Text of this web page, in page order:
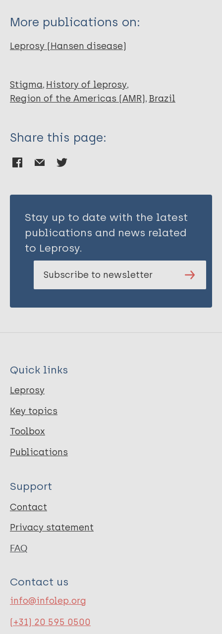
Da Silva GR
Vale DHA
More publications on:
Leprosy (Hansen disease)
Stigma History of leprosy
Region of the Americas (AMR) Brazil
Share this page:
Stay up to date with the latest
publications and news related
to Leprosy.
Subscribe to newsletter
Quick links
Leprosy
Key topics
Toolbox
Publications
Support
Contact
Privacy statement
FAQ
Contact us
info@infolep.org
(+31) 20 595 0500